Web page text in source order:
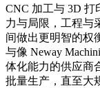
CNC 加工与 3D
力与局限，工程与
间做出更明智的权
与像 Neway
体化能力的供应商
批量生产，直至大